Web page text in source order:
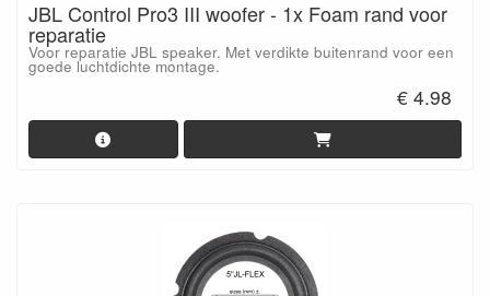
JBL Control Pro3 III woofer - 1x Foam rand voor
reparatie
Voor reparatie JBL speaker. Met verdikte buitenrand voor een
goede luchtdichte montage.
€ 4.98